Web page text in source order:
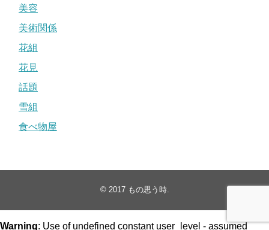
美容
美術関係
花組
花見
話題
雪組
食べ物屋
© 2017 もの思う時.
Warning: Use of undefined constant user_level - assumed